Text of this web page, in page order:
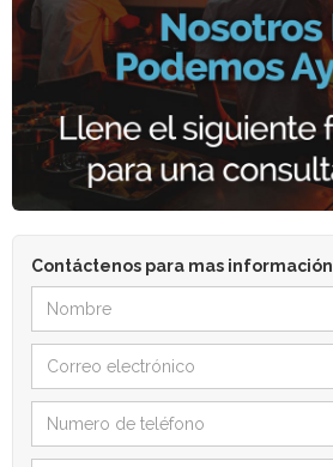
Contáctenos para mas información